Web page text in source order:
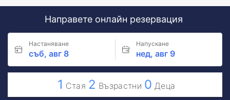
Направете онлайн резервация
Настаняване
съб, авг 8
Напускане
нед, авг 9
1 Стая 2 Възрастни 0 Деца